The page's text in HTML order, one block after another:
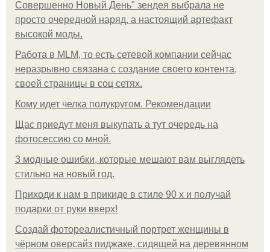
Совершенно Новый День" зендея выбрала не
просто очередной наряд, а настоящий артефакт
высокой моды.
Работа в MLM, то есть сетевой компании сейчас
неразрывно связана с создание своего контента,
своей страницы в соц сетях.
Кому идет челка полукругом. Рекомендации
Щас приедут меня выкупать а тут очередь на
фотосессию со мной.
3 модные ошибки, которые мешают вам выглядеть
стильно на новый год.
Приходи к нам в прикиде в стиле 90 х и получай
подарки от руки вверх!
Создай фотореалистичный портрет женщины в
чёрном оверсайз пиджаке, сидящей на деревянном